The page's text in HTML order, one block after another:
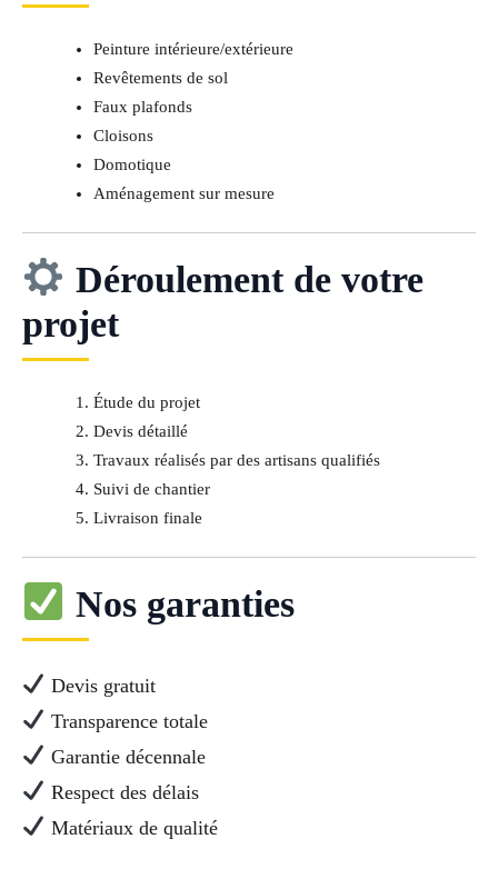
Peinture intérieure/extérieure
Revêtements de sol
Faux plafonds
Cloisons
Domotique
Aménagement sur mesure
Déroulement de votre
projet
Étude du projet
Devis détaillé
Travaux réalisés par des artisans qualifiés
Suivi de chantier
Livraison finale
Nos garanties
Devis gratuit
Transparence totale
Garantie décennale
Respect des délais
Matériaux de qualité